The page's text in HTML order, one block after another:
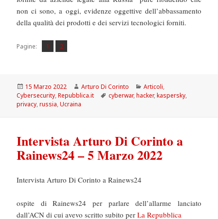
non ci sono, a oggi, evidenze oggettive dell’abbassamento
della qualità dei prodotti e dei servizi tecnologici forniti.
Pagine: Pagina
1 ,
Pagina
2
Scritto
il
15 Marzo 2022 Autore
Arturo Di Corinto Categorie
Articoli,
Cybersecurity,Repubblica.it Tag
cyberwar,hacker,kaspersky,
privacy,russia,Ucraina
Intervista Arturo Di Corinto a
Rainews24 – 5 Marzo 2022
Intervista Arturo Di Corinto a Rainews24
ospite di Rainews24 per parlare dell’allarme lanciato
dall’ACN di cui avevo scritto subito perLa Repubblica